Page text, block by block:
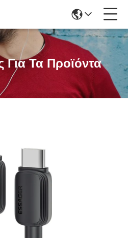
Για Τα Προϊόντα